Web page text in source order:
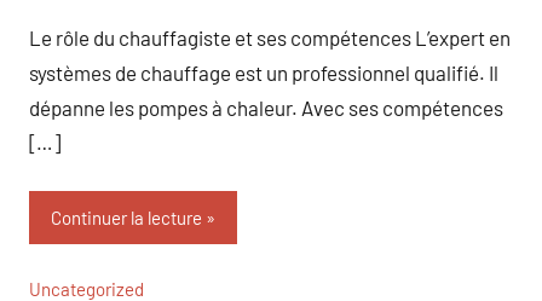
Le rôle du chauffagiste et ses compétences L’expert en
systèmes de chauffage est un professionnel qualifié. Il
dépanne les pompes à chaleur. Avec ses compétences
[…]
Continuer la lecture
Uncategorized